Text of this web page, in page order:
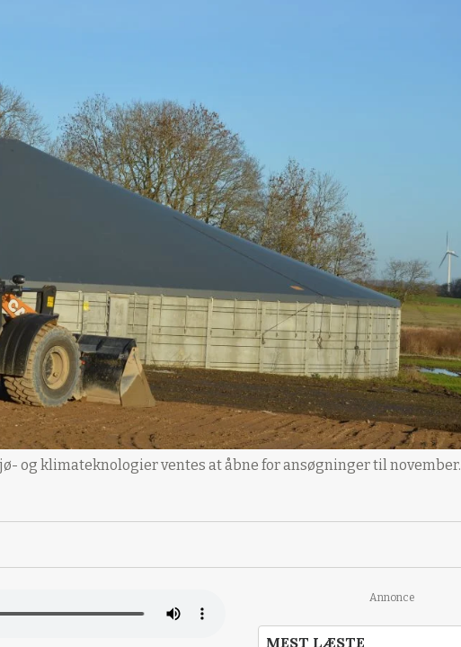
og klimateknologier ventes at åbne for ansøgninger til november.
Annonce
MEST LÆSTE